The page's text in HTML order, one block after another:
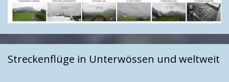
Streckenflüge in Unterwössen und weltweit